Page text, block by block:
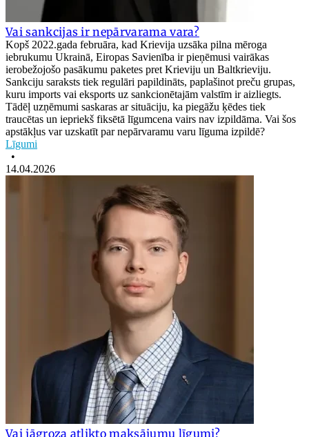
Vai sankcijas ir nepārvarama vara?
Kopš 2022.gada februāra, kad Krievija uzsāka pilna mēroga
iebrukumu Ukrainā, Eiropas Savienība ir pieņēmusi vairākas
ierobežojošo pasākumu paketes pret Krieviju un Baltkrieviju.
Sankciju saraksts tiek regulāri papildināts, paplašinot preču grupas,
kuru imports vai eksports uz sankcionētajām valstīm ir aizliegts.
Tādēļ uzņēmumi saskaras ar situāciju, ka piegāžu ķēdes tiek
traucētas un iepriekš fiksētā līgumcena vairs nav izpildāma. Vai šos
apstākļus var uzskatīt par nepārvaramu varu līguma izpildē?
Līgumi
•
14.04.2026
Vai jāgroza atlikto maksājumu līgumi?